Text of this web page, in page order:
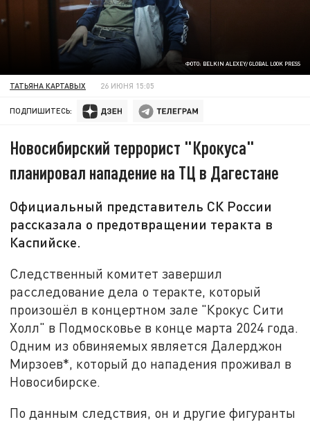
ФОТО: BELKIN ALEXEY/ GLOBAL LOOK PRESS
ТАТЬЯНА КАРТАВЫХ 26 ИЮНЯ 15:05
ПОДПИШИТЕСЬ:
Новосибирский террорист "Крокуса"
планировал нападение на ТЦ в Дагестане
Официальный представитель СК России
рассказала о предотвращении теракта в
Каспийске.
Следственный комитет завершил
расследование дела о теракте, который
произошёл в концертном зале "Крокус Сити
Холл" в Подмосковье в конце марта 2024 года.
Одним из обвиняемых является Далерджон
Мирзоев*, который до нападения проживал в
Новосибирске.
По данным следствия, он и другие фигуранты